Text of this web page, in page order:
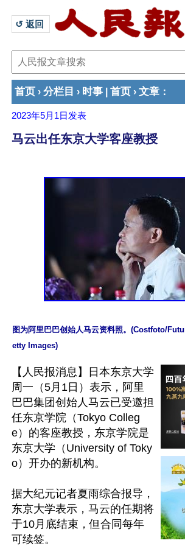
↺ 返回
首页 › 分栏目 › 时事 首页 › 文章 ：
2023年5月1日 发表
马云出任东京大学客座教授
图为阿里巴巴创始人马云资料照。(Costfoto/
etty Images)
【人民报消息】日本东京大学
周一（5月1日）表示，阿里
巴巴集团创始人马云已受邀担
任东京学院（Tokyo Colleg
e）的客座教授，东京学院是
东京大学（University of Toky
o）开办的新机构。
据大纪元记者夏雨综合报导，
东京大学表示，马云的任期将
于10月底结束，但合同每年
可续签。